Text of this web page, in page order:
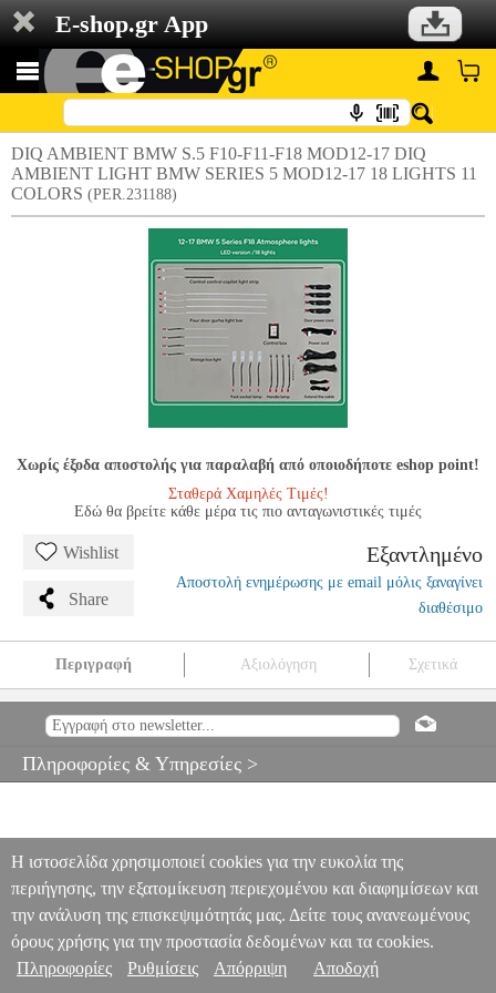
E-shop.gr App
DIQ AMBIENT BMW S.5 F10-F11-F18 MOD12-17 DIQ
AMBIENT LIGHT BMW SERIES 5 MOD12-17 18 LIGHTS 11
COLORS (PER.231188)
Χωρίς έξοδα αποστολής για παραλαβή από οποιοδήποτε eshop point!
Σταθερά Χαμηλές Τιμές!
Εδώ θα βρείτε κάθε μέρα τις πιο ανταγωνιστικές τιμές
Wishlist
Share
Εξαντλημένο
Αποστολή ενημέρωσης με email μόλις ξαναγίνει
διαθέσιμο
Περιγραφή Αξιολόγηση Σχετικά
AMBIENT LIGHT BMW SERIES 5 MOD12-17 18 LIGHTS 11
ACCESSORIES ΑΥΤΟΚΙΝΗΤΟΥ
Πληροφορίες & Υπηρεσίες >
Η ιστοσελίδα χρησιμοποιεί cookies για την ευκολία της
περιήγησης, την εξατομίκευση περιεχομένου και διαφημίσεων και
την ανάλυση της επισκεψιμότητάς μας. Δείτε τους ανανεωμένους
όρους χρήσης για την προστασία δεδομένων και τα cookies.
Πληροφορίες
Ρυθμίσεις Απόρριψη Αποδοχή